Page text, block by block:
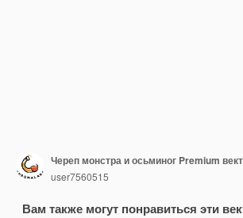
Череп монстра и осьминог Premium
user7560515
Вам также могут понравиться эти